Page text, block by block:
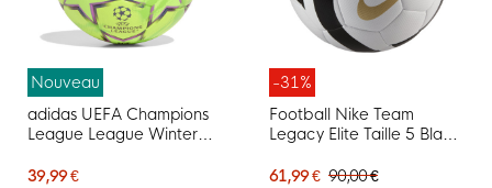
Nouveau
adidas UEFA Champions
League League Winter
2027 Vert Lime Noir
39,99 €
-31%
Football Nike Team
Legacy Elite Taille 5 Blanc
61,99 € 90,00 €